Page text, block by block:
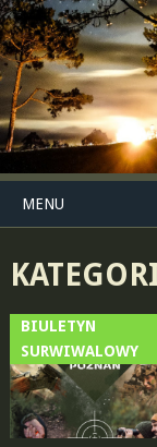
MENU
BIULETYN
SURWIWALOWY